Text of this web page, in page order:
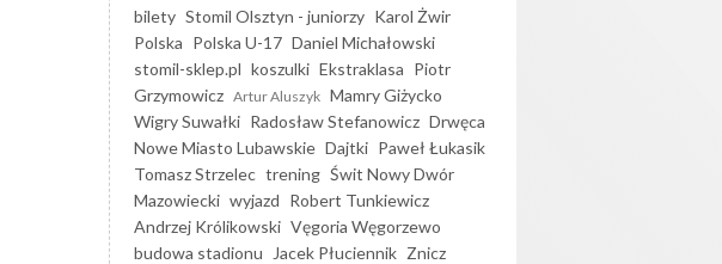
bilety Stomil Olsztyn - juniorzy Karol Żwir
Polska Polska U-17 Daniel Michałowski
stomil-sklep.pl koszulki Ekstraklasa Piotr
Grzymowicz Artur Aluszyk Mamry Giżycko
Wigry Suwałki Radosław Stefanowicz Drwęca
Nowe Miasto Lubawskie Dajtki Paweł Łukasik
Tomasz Strzelec trening Świt Nowy Dwór
Mazowiecki wyjazd Robert Tunkiewicz
Andrzej Królikowski Vęgoria Węgorzewo
budowa stadionu
Jacek Płuciennik Znicz